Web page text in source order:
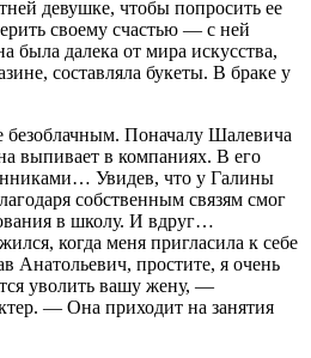
девушке, чтобы попросить ее
своему счастью — с ней
была далека от мира искусства,
составляла букеты. В браке у
безоблачным. Поначалу Шалевича
выпивает в компаниях. В его
Увидев, что у Галины
собственным связям смог
в школу. И вдруг…
когда меня пригласила к себе
Анатольевич, простите, я очень
уволить вашу жену, —
— Она приходит на занятия